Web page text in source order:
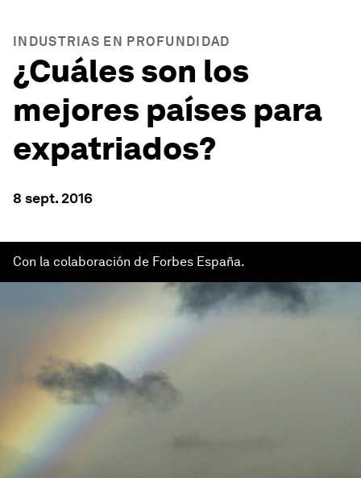
INDUSTRIAS EN PROFUNDIDAD
¿Cuáles son los
mejores países para
expatriados?
8 sept. 2016
Con la colaboración de Forbes España.